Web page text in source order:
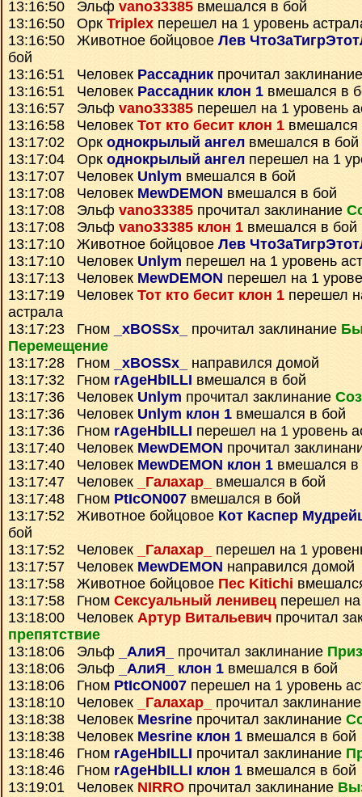
13:16:50 Эльф vano33385 вмешался в бой
13:16:50 Орк Triplex перешел на 1 уровень
13:16:50 Животное бойцовое Лев
бой
13:16:51 Человек Рассадник прочитал
13:16:51 Человек Рассадник клон 1 вмешался в
13:16:57 Эльф vano33385 перешел на 1 уровень
13:16:58 Человек Тот кто бесит клон 1 вмешался
13:17:02 Орк однокрылый ангел вмешался в бой
13:17:04 Орк однокрылый ангел перешел на 1
13:17:07 Человек Unlym вмешался в бой
13:17:08 Человек MewDEMON вмешался в бой
13:17:08 Эльф vano33385 прочитал заклинание
13:17:08 Эльф vano33385 клон 1 вмешался в бой
13:17:10 Животное бойцовое Лев
13:17:10 Человек Unlym перешел на 1 уровень
13:17:13 Человек MewDEMON перешел на 1
13:17:19 Человек Тот кто бесит клон 1 перешел
астрала
13:17:23 Гном
_xBOSSx_ прочитал заклинание
Перемещение
13:17:28 Гном
_xBOSSx_
направился домой
13:17:32 Гном rAgeHbILLI вмешался в бой
13:17:36 Человек Unlym прочитал заклинание
13:17:36 Человек Unlym клон 1 вмешался в бой
13:17:36 Гном rAgeHbILLI перешел на 1 уровень
13:17:40 Человек MewDEMON прочитал
13:17:40 Человек MewDEMON клон 1 вмешался в
13:17:47 Человек
_Галахар_
вмешался в бой
13:17:48 Гном PtIcON007 вмешался в бой
13:17:52 Животное бойцовое Кот Каспер
бой
13:17:52 Человек
_Галахар_
перешел на 1
13:17:57 Человек MewDEMON направился домой
13:17:58 Животное бойцовое Пес Kitichi
13:17:58 Гном Сексуальный ленивец перешел
13:18:00 Человек Артур Витальевич прочитал
препятствие
13:18:06 Эльф
_АлиЯ_ прочитал заклинание
13:18:06 Эльф
_АлиЯ_ клон 1 вмешался в бой
13:18:06 Гном PtIcON007 перешел на 1 уровень
13:18:10 Человек
_Галахар_
прочитал
13:18:38 Человек Mesrine прочитал заклинание
13:18:38 Человек Mesrine клон 1 вмешался в бой
13:18:46 Гном rAgeHbILLI прочитал заклинание
13:18:46 Гном rAgeHbILLI клон 1 вмешался в бой
13:19:01 Человек NIRRO прочитал заклинание